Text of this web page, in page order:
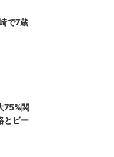
で7蔵
75%関
とビー